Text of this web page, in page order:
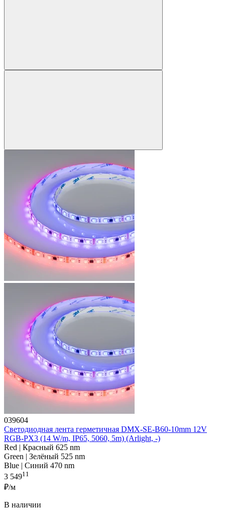
039604
Светодиодная лента герметичная DMX-SE-B60-10mm 12V
RGB-PX3 (14 W/m, IP65, 5060, 5m) (Arlight, -)
Red | Красный 625 nm
Green | Зелёный 525 nm
Blue | Синий 470 nm
3 54911
₽/м
В наличии